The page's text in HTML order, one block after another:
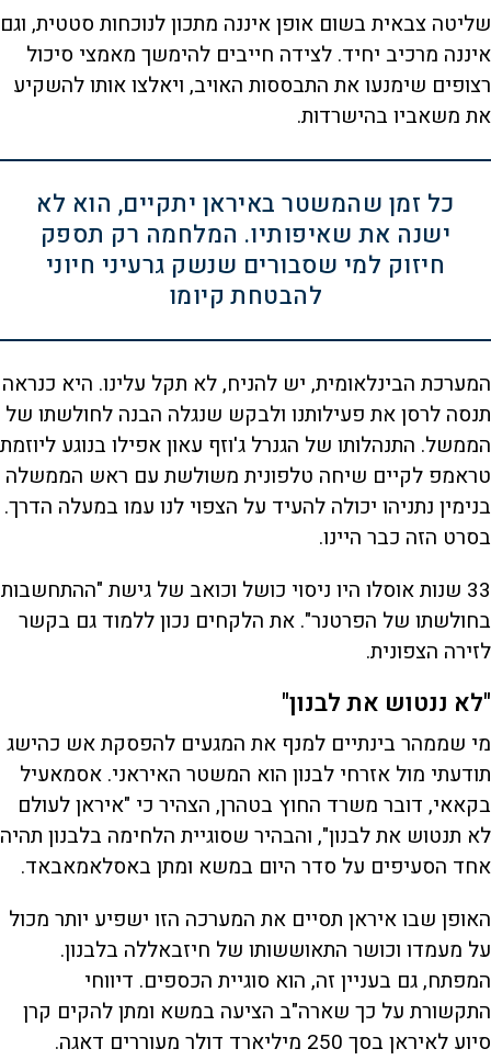
שליטה צבאית בשום אופן איננה מתכון לנוכחות סטטית, וגם
איננה מרכיב יחיד. לצידה חייבים להימשך מאמצי סיכול
רצופים שימנעו את התבססות האויב, ויאלצו אותו להשקיע
את משאביו בהישרדות.
כל זמן שהמשטר באיראן יתקיים, הוא לא
ישנה את שאיפותיו. המלחמה רק תספק
חיזוק למי שסבורים שנשק גרעיני חיוני
להבטחת קיומו
המערכת הבינלאומית, יש להניח, לא תקל עלינו. היא כנראה
תנסה לרסן את פעילותנו ולבקש שנגלה הבנה לחולשתו של
הממשל. התנהלותו של הגנרל ג'וזף עאון אפילו בנוגע ליוזמת
טראמפ לקיים שיחה טלפונית משולשת עם ראש הממשלה
בנימין נתניהו יכולה להעיד על הצפוי לנו עמו במעלה הדרך.
בסרט הזה כבר היינו.
33 שנות אוסלו היו ניסוי כושל וכואב של גישת "ההתחשבות
בחולשתו של הפרטנר". את הלקחים נכון ללמוד גם בקשר
לזירה הצפונית.
"לא ננטוש את לבנון"
מי שממהר בינתיים למנף את המגעים להפסקת אש כהישג
תודעתי מול אזרחי לבנון הוא המשטר האיראני. אסמאעיל
בקאאי, דובר משרד החוץ בטהרן, הצהיר כי "איראן לעולם
לא תנטוש את לבנון", והבהיר שסוגיית הלחימה בלבנון תהיה
אחד הסעיפים על סדר היום במשא ומתן באסלאמאבאד.
האופן שבו איראן תסיים את המערכה הזו ישפיע יותר מכול
על מעמדו וכושר התאוששותו של חיזבאללה בלבנון.
המפתח, גם בעניין זה, הוא סוגיית הכספים. דיווחי
התקשורת על כך שארה"ב הציעה במשא ומתן להקים קרן
סיוע לאיראן בסך 250 מיליארד דולר מעוררים דאגה.